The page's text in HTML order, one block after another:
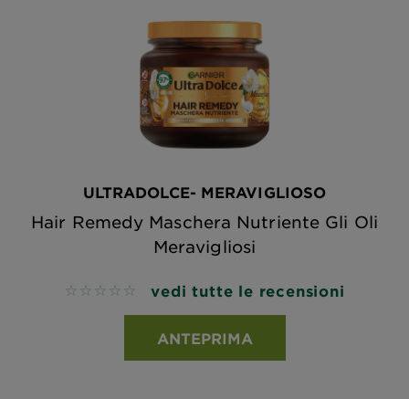
ULTRADOLCE- MERAVIGLIOSO
Hair Remedy Maschera Nutriente Gli Oli
Meravigliosi
No reviews vedi tutte le recensioni
ANTEPRIMA